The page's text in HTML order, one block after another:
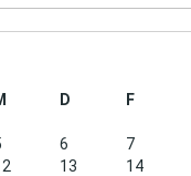
D F
6 7
13 14